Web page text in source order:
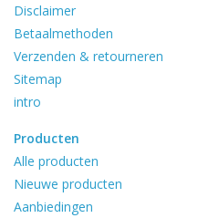
Disclaimer
Betaalmethoden
Verzenden & retourneren
Sitemap
intro
Producten
Alle producten
Nieuwe producten
Aanbiedingen